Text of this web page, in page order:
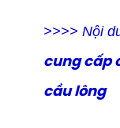
>>>> Nội
cung cấp
cầu lông